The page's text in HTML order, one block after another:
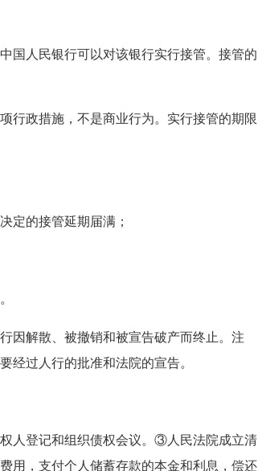
人民银行可以对该银行实行接管。接管的
政措施，不是商业行为。实行接管的期限
的接管延期届满；
解散、被撤销和被宣告破产而终止。注
经过人行的批准和法院的宣告。
登记和组织债权会议。③人民法院成立清
用，支付个人储蓄存款的本金和利息，偿还